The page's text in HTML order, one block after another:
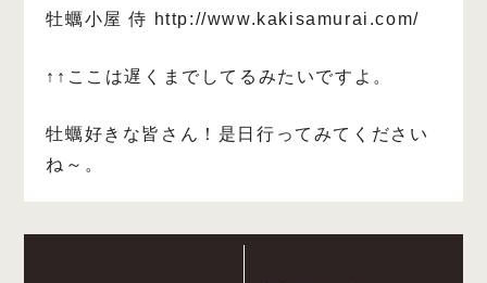
牡蠣小屋 侍 http://www.kakisamurai.com/
↑↑ここは遅くまでしてるみたいですよ。
牡蠣好きな皆さん！是日行ってみてください
ね～。